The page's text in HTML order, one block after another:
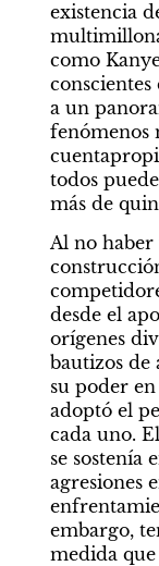
existencia
como
a un
fenómenos
todos
más de
Al no haber
desde el
orígenes
bautizos de
su poder
adoptó el
cada uno.
se sostenía
agresiones
embargo,
medida